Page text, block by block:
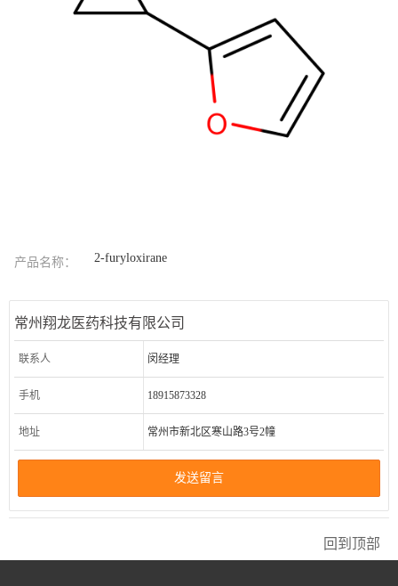
产品名称： 2-furyloxirane
常州翔龙医药科技有限公司
联系人 闵经理
手机 18915873328
地址 常州市新北区寒山路3号2幢
发送留言
回到顶部